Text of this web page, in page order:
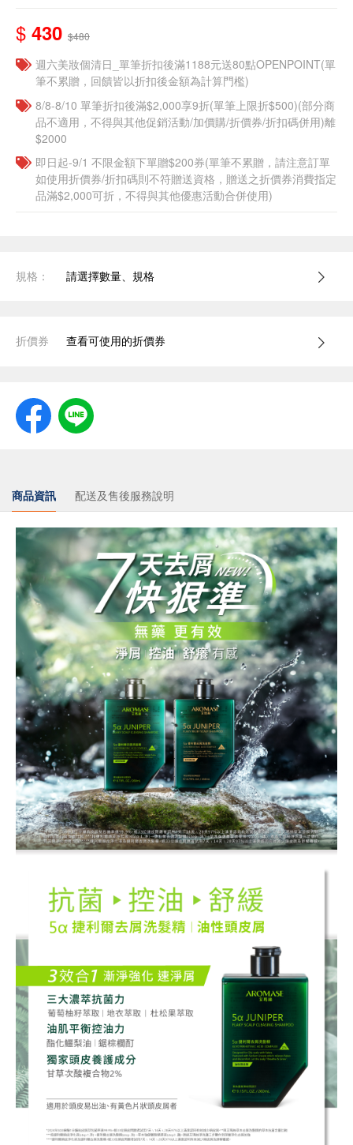
$ 430 $480
週六美妝個清日_單筆折扣後滿1188元送80點OPENPOINT(單
筆不累贈，回饋皆以折扣後金額為計算門檻)
8/8-8/10 單筆折扣後滿$2,000享9折(單筆上限折$500)(部分商
品不適用，不得與其他促銷活動/加價購/折價券/折扣碼併用)離
$2000
即日起-9/1 不限金額下單贈$200券(單筆不累贈，請注意訂單
如使用折價券/折扣碼則不符贈送資格，贈送之折價券消費指定
品滿$2,000可折，不得與其他優惠活動合併使用)
規格： 請選擇數量、規格
折價券 查看可使用的折價券
商品資訊 配送及售後服務說明